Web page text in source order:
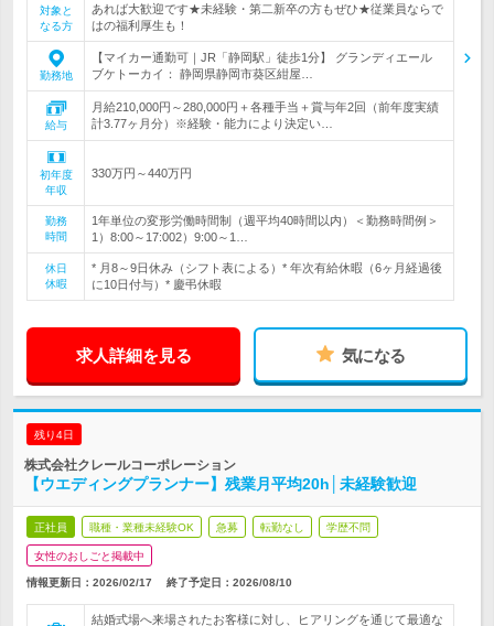
対象と
なる方
あれば大歓迎です★未経験・第二新卒の方もぜひ★従業員ならで
はの福利厚生も！
勤務地
【マイカー通勤可｜JR「静岡駅」徒歩1分】 グランディエール
ブケトーカイ： 静岡県静岡市葵区紺屋…
給与
月給210,000円～280,000円＋各種手当＋賞与年2回（前年度実績
計3.77ヶ月分）※経験・能力により決定い…
初年度
年収
330万円～440万円
勤務
時間
1年単位の変形労働時間制（週平均40時間以内）＜勤務時間例＞
1）8:00～17:002）9:00～1…
休日
休暇
* 月8～9日休み（シフト表による）* 年次有給休暇（6ヶ月経過後
に10日付与）* 慶弔休暇
求人詳細を見る 気になる
残り4日
株式会社クレールコーポレーション
【ウエディングプランナー】残業月平均20h│未経験歓迎
正社員 職種・業種未経験OK 急募 転勤なし 学歴不問
女性のおしごと掲載中
情報更新日：2026/02/17 終了予定日： 2026/08/10
結婚式場へ来場されたお客様に対し、ヒアリングを通じて最適な